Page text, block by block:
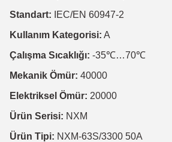
Standart: IEC/EN 60947-2
Kullanım Kategorisi: A
Çalışma Sıcaklığı: -35℃…70℃
Mekanik Ömür: 40000
Elektriksel Ömür: 20000
Ürün Serisi: NXM
Ürün Tipi: NXM-63S/3300 50A